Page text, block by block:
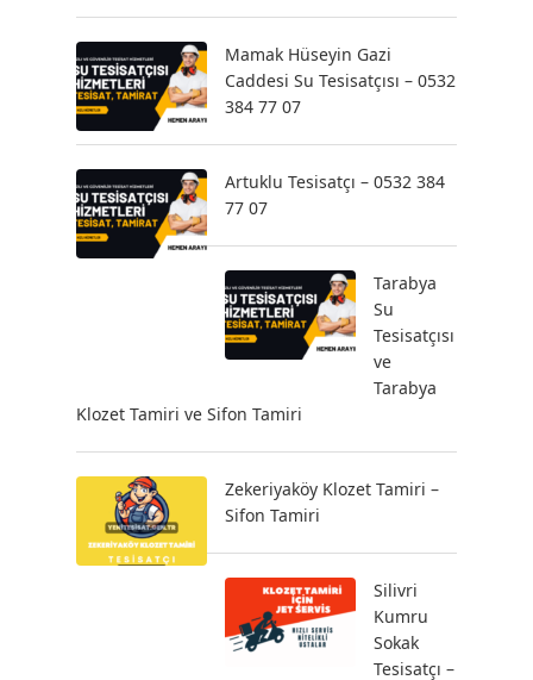
Mamak Hüseyin Gazi
Caddesi Su Tesisatçısı – 0532
384 77 07
Artuklu Tesisatçı – 0532 384
77 07
Tarabya
Su
Tesisatçısı
ve
Tarabya
Klozet Tamiri ve Sifon Tamiri
Zekeriyaköy Klozet Tamiri –
Sifon Tamiri
Silivri
Kumru
Sokak
Tesisatçı –